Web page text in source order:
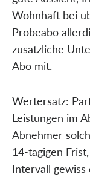
Wohnhaft bei
Probeabo
zusatzliche
Abo mit.
Wertersatz:
Leistungen im
Abnehmer
14-tagigen
Intervall